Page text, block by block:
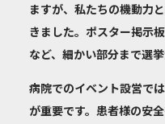
ますが、私たちの機動力
きました。ポスター掲示
など、細かい部分まで選
病院でのイベント設営で
が重要です。患者様の安